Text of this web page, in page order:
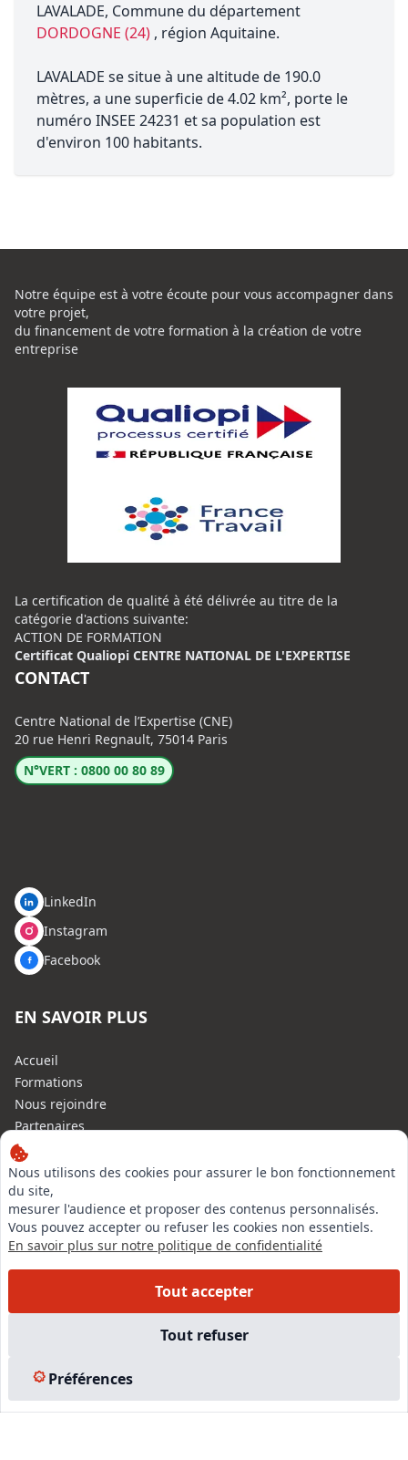
LAVALADE, Commune du département
DORDOGNE (24) , région Aquitaine.
LAVALADE se situe à une altitude de 190.0
mètres, a une superficie de 4.02 km², porte le
numéro INSEE 24231 et sa population est
d'environ 100 habitants.
Nous utilisons des cookies pour assurer le bon fonctionnement
du site,
mesurer l'audience et proposer des contenus personnalisés.
Vous pouvez accepter ou refuser les cookies non essentiels.
En savoir plus sur notre politique de confidentialité
Tout accepter
Tout refuser
Préférences
Notre équipe est à votre écoute pour vous accompagner dans
votre projet,
du financement de votre formation à la création de votre
entreprise
La certification de qualité à été délivrée au titre de la
catégorie d'actions suivante:
ACTION DE FORMATION
Certificat Qualiopi CENTRE NATIONAL DE L'EXPERTISE
CONTACT
Centre National de l’Expertise (CNE)
20 rue Henri Regnault, 75014 Paris
N°VERT : 0800 00 80 89
LinkedIn
Instagram
Facebook
EN SAVOIR PLUS
Accueil
Formations
Nous rejoindre
Partenaires
Autres missions
Le C.N.E.
Membre IVSC
Logiciel
L’Expert
Tarifs
Experts Immobiliers par régions
Plan du site
© 2026 l-expertise CNE - Centre National de l’Expertise. Tous